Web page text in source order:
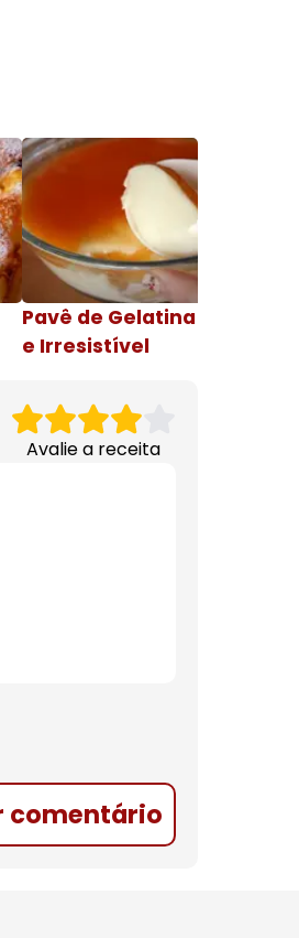
Pavê de Gelatina Cremosa
e Irresistível
Avalie a receita
comentário